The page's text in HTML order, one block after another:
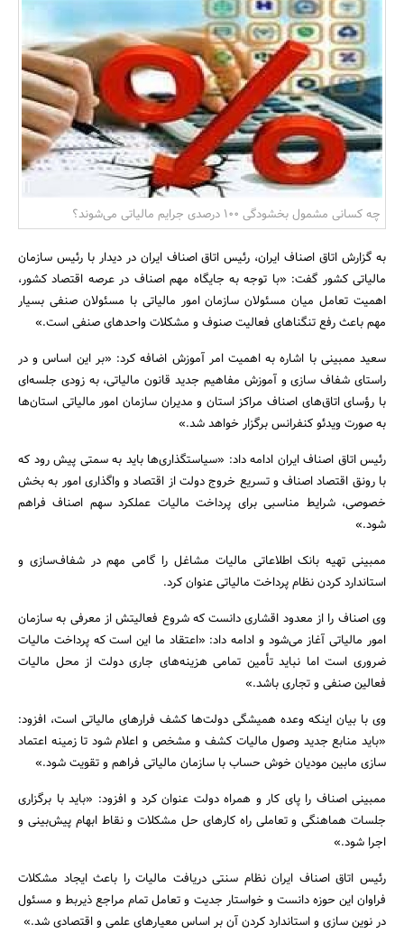
بانک، بیمه و سرمایه
مسکن و ساختمان
چه کسانی مشمول بخشودگی ۱۰۰ درصدی جرایم مالیاتی می‌شوند؟
به گزارش اتاق اصناف ایران، رئیس اتاق اصناف ایران در دیدار با رئیس سازمان
مالیاتی کشور گفت: «با توجه به جایگاه مهم اصناف در عرصه اقتصاد کشور،
اهمیت تعامل میان مسئولان سازمان امور مالیاتی با مسئولان صنفی بسیار
مهم باعث رفع تنگناهای فعالیت صنوف و مشکلات واحدهای صنفی است.»
سعید ممبینی با اشاره به اهمیت امر آموزش اضافه کرد: «بر این اساس و در
راستای شفاف سازی و آموزش مفاهیم جدید قانون مالیاتی، به زودی جلسه‌ای
با رؤسای اتاق‌های اصناف مراکز استان و مدیران سازمان امور مالیاتی استان‌ها
به صورت ویدئو کنفرانس برگزار خواهد شد.»
رئیس اتاق اصناف ایران ادامه داد: «سیاستگذاری‌ها باید به سمتی پیش رود که
با رونق اقتصاد اصناف و تسریع خروج دولت از اقتصاد و واگذاری امور به بخش
خصوصی، شرایط مناسبی برای پرداخت مالیات عملکرد سهم اصناف فراهم
شود.»
ممبینی تهیه بانک اطلاعاتی مالیات مشاغل را گامی مهم در شفاف‌سازی و
استاندارد کردن نظام پرداخت مالیاتی عنوان کرد.
وی اصناف را از معدود اقشاری دانست که شروع فعالیتش از معرفی به سازمان
امور مالیاتی آغاز می‌شود و ادامه داد: «اعتقاد ما این است که پرداخت مالیات
ضروری است اما نباید تأمین تمامی هزینه‌های جاری دولت از محل مالیات
فعالین صنفی و تجاری باشد.»
وی با بیان اینکه وعده همیشگی دولت‌ها کشف فرارهای مالیاتی است، افزود:
«باید منابع جدید وصول مالیات کشف و مشخص و اعلام شود تا زمینه اعتماد
سازی مابین مودیان خوش حساب با سازمان مالیاتی فراهم و تقویت شود.»
ممبینی اصناف را پای کار و همراه دولت عنوان کرد و افزود: «باید با برگزاری
جلسات هماهنگی و تعاملی راه کارهای حل مشکلات و نقاط ابهام پیش‌بینی و
اجرا شود.»
رئیس اتاق اصناف ایران نظام سنتی دریافت مالیات را باعث ایجاد مشکلات
فراوان این حوزه دانست و خواستار جدیت و تعامل تمام مراجع ذیربط و مسئول
در نوین سازی و استاندارد کردن آن بر اساس معیارهای علمی و اقتصادی شد.»